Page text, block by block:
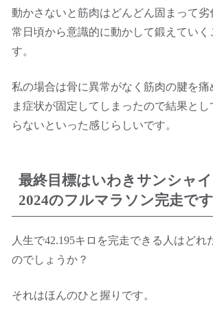
動かさないと筋肉はどんどん固まって
常日頃から意識的に動かして鍛えていく
す。
私の場合は骨に異常がなく筋肉の腱を痛
ま症状が固定してしまったので結果と
らないといった感じらしいです。
最終目標はいわきサンシャ
2024のフルマラソン完走です
人生で42.195キロを完走できる人はどれ
のでしょうか？
それはほんのひと握りです。